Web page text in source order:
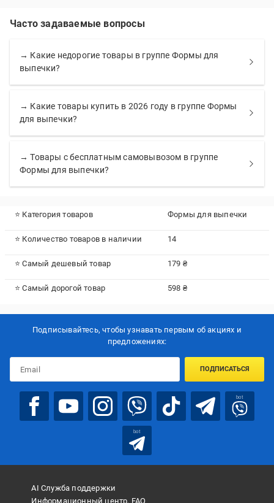
Часто задаваемые вопросы
→ Какие недорогие товары в группе Формы для
выпечки?
→ Какие товары купить в 2026 году в группе Формы
для выпечки?
→ Товары с бесплатным самовывозом в группе
Формы для выпечки?
⭐ Категория товаров Формы для выпечки
⭐ Количество товаров в наличии 14
⭐ Самый дешевый товар 179 ₴
⭐ Самый дорогой товар 598 ₴
Подписывайтесь, чтобы узнавать первым об акцияx и
предложениях:
ПОДПИСАТЬСЯ
bot
bot
AI Служба поддержки
Информационный центр, FAQ